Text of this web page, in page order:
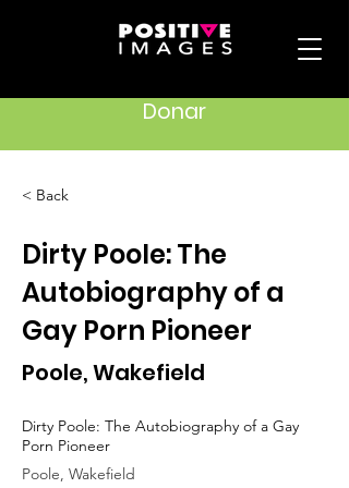
Donar
< Back
Dirty Poole: The
Autobiography of a
Gay Porn Pioneer
Poole, Wakefield
Dirty Poole: The Autobiography of a Gay
Porn Pioneer
Poole, Wakefield